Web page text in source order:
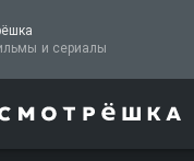
ТВ, фильмы и сериалы